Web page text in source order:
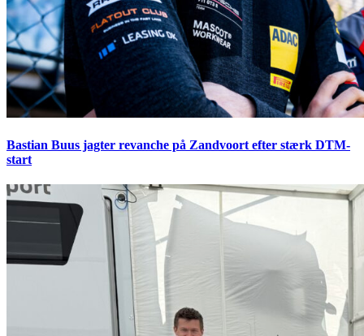
Bastian Buus jagter revanche på Zandvoort efter stærk DTM-
start